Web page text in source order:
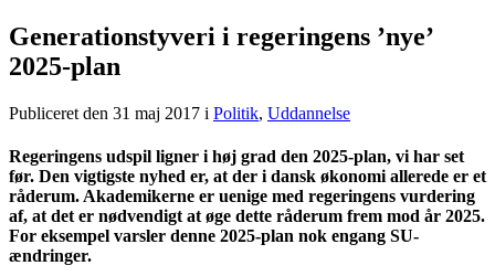
Generationstyveri i regeringens ’nye’
2025-plan
Publiceret den 31 maj 2017 i Politik, Uddannelse
Regeringens udspil ligner i høj grad den 2025-plan, vi har set
før. Den vigtigste nyhed er, at der i dansk økonomi allerede er et
råderum. Akademikerne er uenige med regeringens vurdering
af, at det er nødvendigt at øge dette råderum frem mod år 2025.
For eksempel varsler denne 2025-plan nok engang SU-
ændringer.